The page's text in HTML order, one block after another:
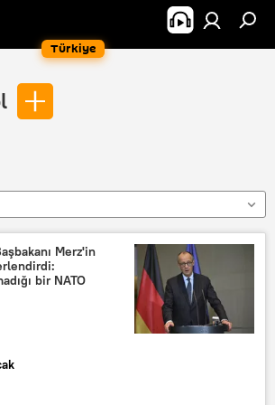
Türkiye
Merz'in
bir NATO